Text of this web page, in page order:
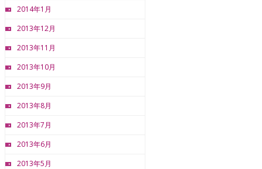
2014年1月
2013年12月
2013年11月
2013年10月
2013年9月
2013年8月
2013年7月
2013年6月
2013年5月